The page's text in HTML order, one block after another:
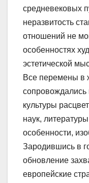
средневековых
неразвитость
отношений не
особенностях
эстетической
Все перемены в
культуры
наук,
особенности,
Зародившись в
обновление
европейские